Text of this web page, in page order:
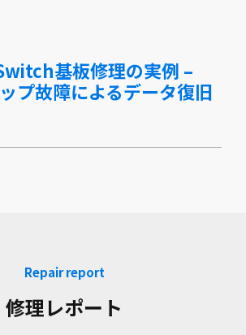
基板修理の実例 –
プ故障によるデータ復旧
Repair report
修理レポート